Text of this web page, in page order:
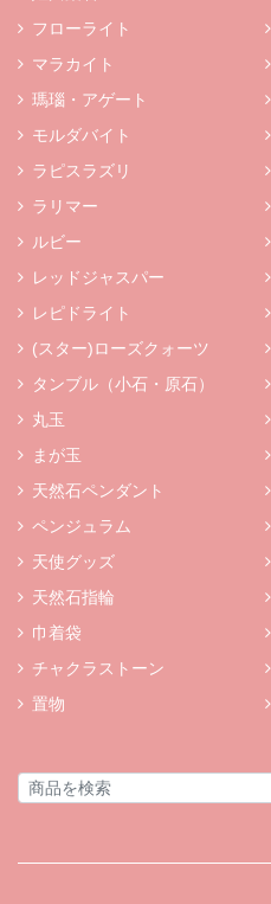
フローライト
マラカイト
瑪瑙・アゲート
モルダバイト
ラピスラズリ
ラリマー
ルビー
レッドジャスパー
レピドライト
(スター)ローズクォーツ
タンブル（小石・原石）
丸玉
まが玉
天然石ペンダント
ペンジュラム
天使グッズ
天然石指輪
巾着袋
チャクラストーン
置物